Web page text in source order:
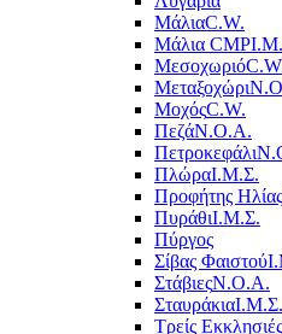
ΜάλιαC.W.
Μάλια CMP
Μεσοχωριό
Μεταξοχώρι
ΜοχόςC.W.
ΠεζάΝ.Ο.Α.
Πετροκεφάλι
ΠλώραΙ.Μ.Σ.
Προφήτης Ηλίας
ΠυράθιΙ.Μ.Σ.
Πύργος
Σίβας Φαιστού
ΣτάβιεςΝ.Ο.Α.
ΣταυράκιαΙ.Μ.Σ.
Τρείς Εκκλησιές